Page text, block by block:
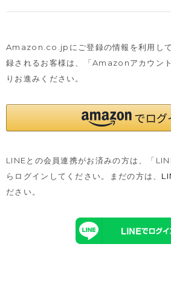
Amazon.co.jpにご登録の情報を利用し
録されるお客様は、
「Amazonアカウン
りお進みください。
LINEとの会員連携がお済みの方は、「
らログインしてください。まだの方は、
ださい。